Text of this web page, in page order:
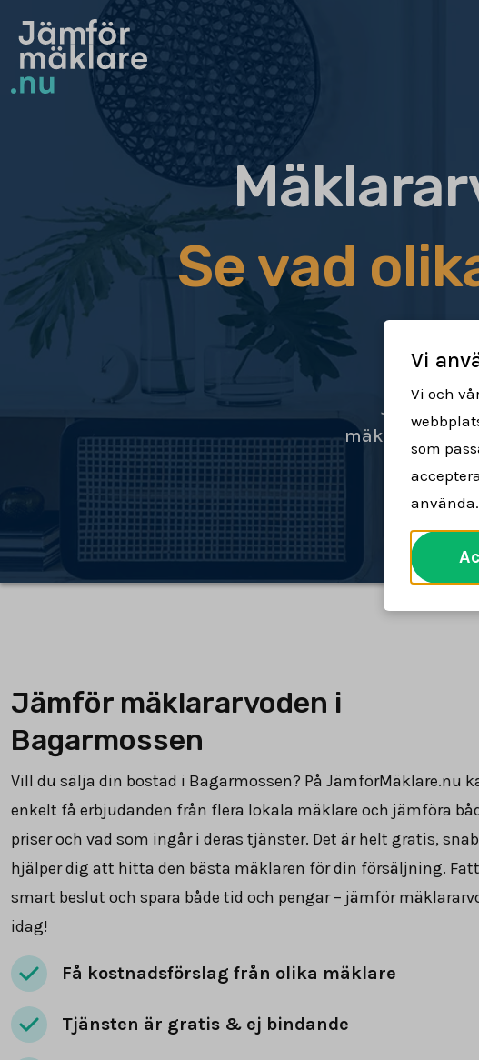
Se vad
Jämför
mäklararvoden
Jämför mäklararvoden i
Bagarmossen
Vill du sälja din bostad i Bagarmossen? På JämförMäklare.nu
enkelt få erbjudanden från flera lokala mäklare och jämföra
priser och vad som ingår i deras tjänster. Det är helt gratis,
hjälper dig att hitta den bästa mäklaren för din försäljning.
smart beslut och spara både tid och pengar – jämför
idag!
Få kostnadsförslag från olika mäklare
Tjänsten är gratis & ej bindande
Vi
Vi och
som
använda.